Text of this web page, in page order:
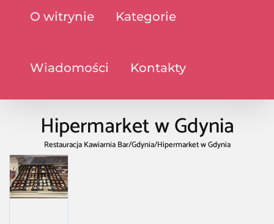
O witrynie Kategorie
Wiadomości Kontakty
Hipermarket w Gdynia
Restauracja Kawiarnia Bar/Gdynia/Hipermarket w Gdynia